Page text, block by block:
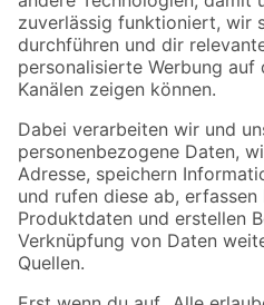
Folge uns
Zahlungsarten
Sicher einkaufen